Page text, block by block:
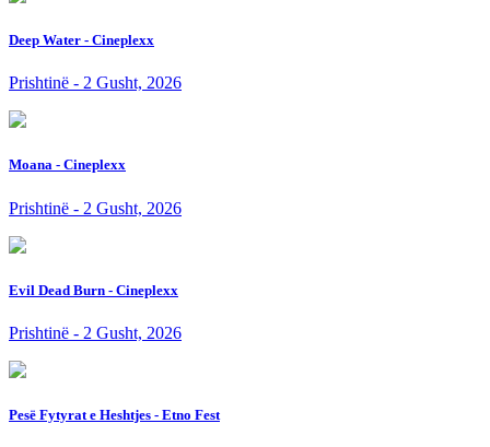
Deep Water - Cineplexx
Prishtinë - 2 Gusht, 2026
Moana - Cineplexx
Prishtinë - 2 Gusht, 2026
Evil Dead Burn - Cineplexx
Prishtinë - 2 Gusht, 2026
Pesë Fytyrat e Heshtjes - Etno Fest